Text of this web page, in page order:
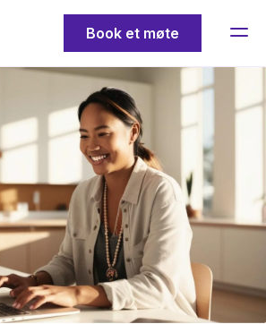
Book et møte